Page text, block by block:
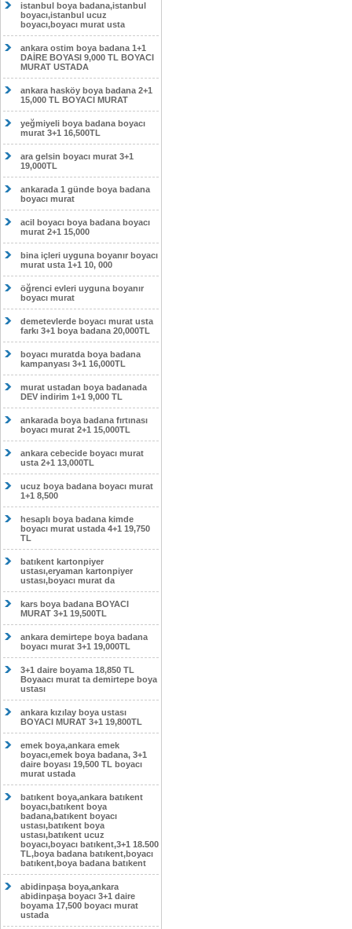
istanbul boya badana,istanbul
boyacı,istanbul ucuz
boyacı,boyacı murat usta
ankara ostim boya badana 1+1
DAİRE BOYASI 9,000 TL BOYACI
MURAT USTADA
ankara hasköy boya badana 2+1
15,000 TL BOYACI MURAT
yeğmiyeli boya badana boyacı
murat 3+1 16,500TL
ara gelsin boyacı murat 3+1
19,000TL
ankarada 1 günde boya badana
boyacı murat
acil boyacı boya badana boyacı
murat 2+1 15,000
bina içleri uyguna boyanır boyacı
murat usta 1+1 10, 000
öğrenci evleri uyguna boyanır
boyacı murat
demetevlerde boyacı murat usta
farkı 3+1 boya badana 20,000TL
boyacı muratda boya badana
kampanyası 3+1 16,000TL
murat ustadan boya badanada
DEV indirim 1+1 9,000 TL
ankarada boya badana fırtınası
boyacı murat 2+1 15,000TL
ankara cebecide boyacı murat
usta 2+1 13,000TL
ucuz boya badana boyacı murat
1+1 8,500
hesaplı boya badana kimde
boyacı murat ustada 4+1 19,750
TL
batıkent kartonpiyer
ustası,eryaman kartonpiyer
ustası,boyacı murat da
kars boya badana BOYACI
MURAT 3+1 19,500TL
ankara demirtepe boya badana
boyacı murat 3+1 19,000TL
3+1 daire boyama 18,850 TL
Boyaacı murat ta demirtepe boya
ustası
ankara kızılay boya ustası
BOYACI MURAT 3+1 19,800TL
emek boya,ankara emek
boyacı,emek boya badana, 3+1
daire boyası 19,500 TL boyacı
murat ustada
batıkent boya,ankara batıkent
boyacı,batıkent boya
badana,batıkent boyacı
ustası,batıkent boya
ustası,batıkent ucuz
boyacı,boyacı batıkent,3+1 18.500
TL,boya badana batıkent,boyacı
batıkent,boya badana batıkent
abidinpaşa boya,ankara
abidinpaşa boyacı 3+1 daire
boyama 17,500 boyacı murat
ustada